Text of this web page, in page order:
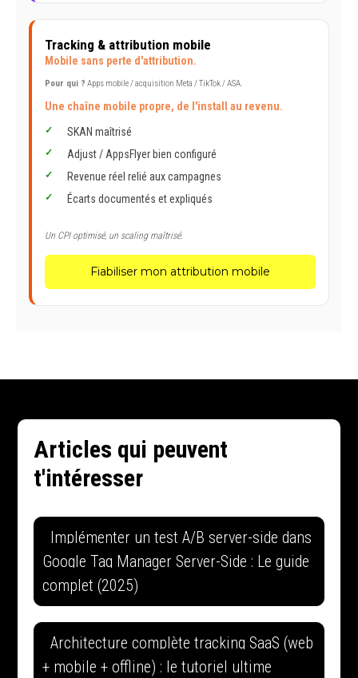
Tracking & attribution mobile
Mobile sans perte d'attribution.
Pour qui ? Apps mobile / acquisition Meta / TikTok / ASA.
Une chaîne mobile propre, de l'install au revenu.
SKAN maîtrisé
Adjust / AppsFlyer bien configuré
Revenue réel relié aux campagnes
Écarts documentés et expliqués
Un CPI optimisé, un scaling maîtrisé.
Fiabiliser mon attribution mobile
Articles qui peuvent
t'intéresser
Implémenter un test A/B server-side dans
Google Tag Manager Server-Side : Le guide
complet (2025)
Architecture complète tracking SaaS (web
+ mobile + offline) : le tutoriel ultime